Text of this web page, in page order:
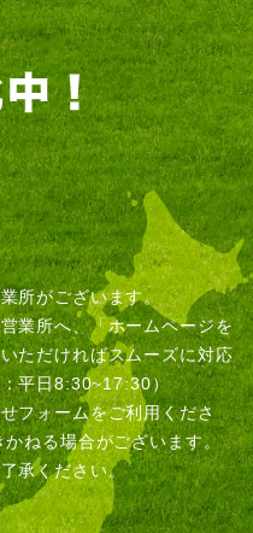
所がございます。
業所へ、「ホームページを
ただければスムーズに対応
平日8:30~17:30）
フォームをご利用くださ
ねる場合がございます。
承ください。